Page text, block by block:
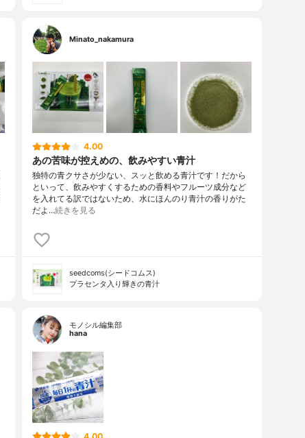
Minato_nakamura
4.00
あの苦味が控えめの、飲みやすい青汁
独特の青クサさが少ない、スッと飲める青汁です！だから
といって、飲みやすくするための香料やフルーツ成分など
を入れてる訳ではないため、水にほんのり青汁の香りがた
だよ…続きを見る
seedcoms(シードコムス)
プラセンタ入り輝きの青汁
モノシル編集部
hana